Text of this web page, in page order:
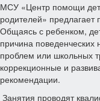
МСУ «Центр помощи
родителей» предлагает
Общаясь с ребенком,
причина
проблем или школьных
коррекционные и
рекомендации.
Занятия проводят